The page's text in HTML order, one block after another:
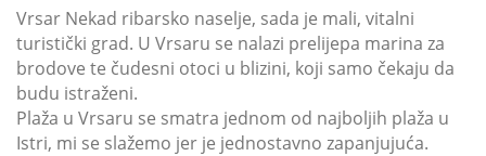
Vrsar Nekad ribarsko naselje, sada je mali, vitalni
turistički grad. U Vrsaru se nalazi prelijepa marina za
brodove te čudesni otoci u blizini, koji samo čekaju da
budu istraženi.
Plaža u Vrsaru se smatra jednom od najboljih plaža u
Istri, mi se slažemo jer je jednostavno zapanjujuća.